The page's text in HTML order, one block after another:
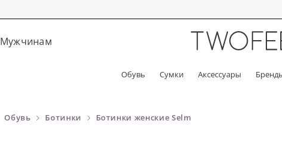
Мужчинам
Обувь Сумки Аксессуары
Обувь Ботинки Ботинки женские Selm